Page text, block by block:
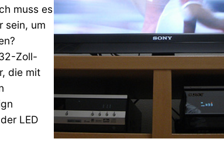
muss es
sein, um
Zoll-
die mit
LED